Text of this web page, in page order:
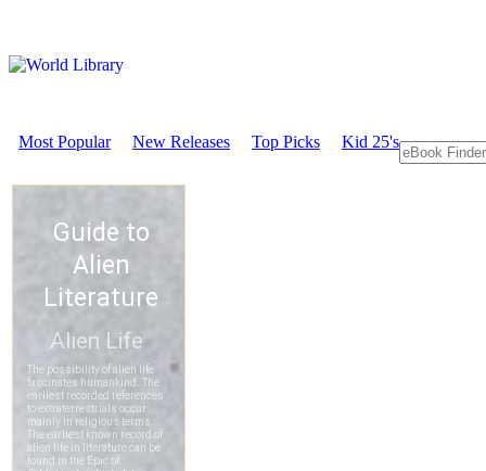
Most Popular New Releases Top Picks Kid 25's